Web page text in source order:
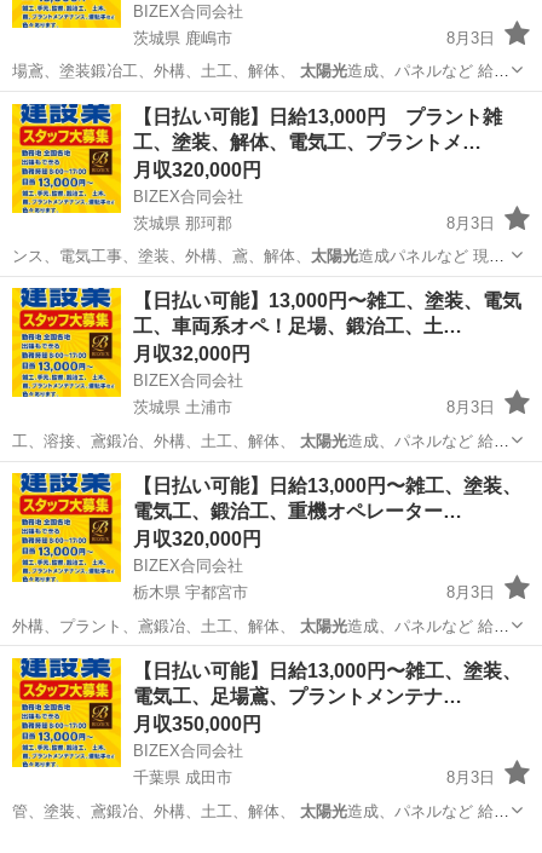
BIZEX合同会社
茨城県 鹿嶋市
8月3日
場鳶、塗装鍛冶工、外構、土工、解体、 太陽光造成、パネルなど 給
料、未経験者12…
茨城 鹿嶋市 鳶職 協力会社
【日払い可能】日給13,000円 プラント雑
工、塗装、解体、電気工、プラントメ…
月収320,000円
BIZEX合同会社
茨城県 那珂郡
8月3日
ンス、電気工事、塗装、外構、鳶、解体、 太陽光造成パネルなど 現
在、茨城県、千葉県…
茨城 那珂郡 鳶職 太陽光
【日払い可能】13,000円〜雑工、塗装、電気
工、車両系オペ！足場、鍛治工、土…
月収32,000円
BIZEX合同会社
茨城県 土浦市
8月3日
工、溶接、鳶鍛冶、外構、土工、解体、 太陽光造成、パネルなど 給
料、未経験者13…
茨城 土浦市 土木 協力会社
【日払い可能】日給13,000円〜雑工、塗装、
電気工、鍛治工、重機オペレーター…
月収320,000円
BIZEX合同会社
栃木県 宇都宮市
8月3日
外構、プラント、鳶鍛冶、土工、解体、 太陽光造成、パネルなど 給
料、未経験者12…
栃木 宇都宮市 鳶職 太陽光
【日払い可能】日給13,000円〜雑工、塗装、
電気工、足場鳶、プラントメンテナ…
月収350,000円
BIZEX合同会社
千葉県 成田市
8月3日
管、塗装、鳶鍛冶、外構、土工、解体、 太陽光造成、パネルなど 給